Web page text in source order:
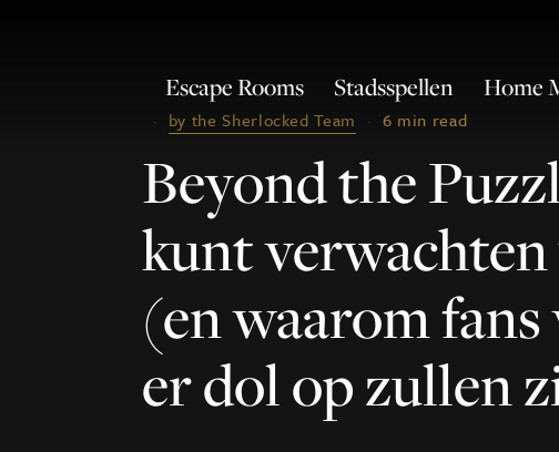
Escape Rooms Stadsspellen Home
· by the Sherlocked Team · 6 min read
Beyond the
kunt
(en waarom
er dol op zullen